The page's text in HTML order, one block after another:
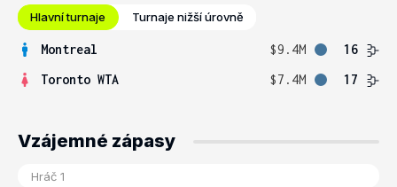
Hlavní turnaje Turnaje nižší úrovně
Montreal $9.4M
16
Toronto WTA
$7.4M 17
Vzájemné zápasy